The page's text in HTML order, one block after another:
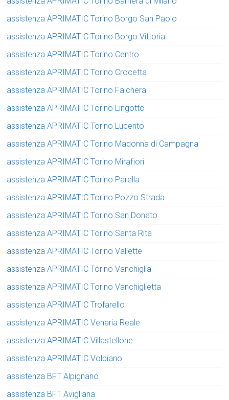
assistenza APRIMATIC Torino Borgo San Paolo
assistenza APRIMATIC Torino Borgo Vittoria
assistenza APRIMATIC Torino Centro
assistenza APRIMATIC Torino Crocetta
assistenza APRIMATIC Torino Falchera
assistenza APRIMATIC Torino Lingotto
assistenza APRIMATIC Torino Lucento
assistenza APRIMATIC Torino Madonna di Campagna
assistenza APRIMATIC Torino Mirafiori
assistenza APRIMATIC Torino Parella
assistenza APRIMATIC Torino Pozzo Strada
assistenza APRIMATIC Torino San Donato
assistenza APRIMATIC Torino Santa Rita
assistenza APRIMATIC Torino Vallette
assistenza APRIMATIC Torino Vanchiglia
assistenza APRIMATIC Torino Vanchiglietta
assistenza APRIMATIC Trofarello
assistenza APRIMATIC Venaria Reale
assistenza APRIMATIC Villastellone
assistenza APRIMATIC Volpiano
assistenza BFT Alpignano
assistenza BFT Avigliana